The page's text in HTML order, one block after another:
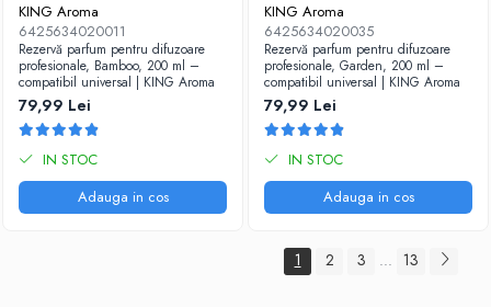
KING Aroma
6425634020011
Rezervă parfum pentru difuzoare
profesionale, Bamboo, 200 ml –
compatibil universal | KING Aroma
79,99 Lei
IN STOC
Adauga in cos
KING Aroma
6425634020035
Rezervă parfum pentru difuzoare
profesionale, Garden, 200 ml –
compatibil universal | KING Aroma
79,99 Lei
IN STOC
Adauga in cos
1 2 3 ... 13